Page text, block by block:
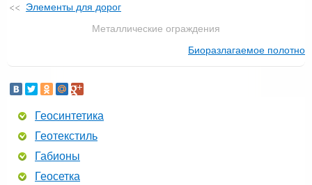
Элементы для дорог
Металлические ограждения
Биоразлагаемое полотно
Геосинтетика
Геотекстиль
Габионы
Геосетка